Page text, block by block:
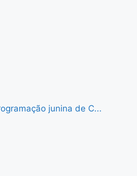
junina de C...